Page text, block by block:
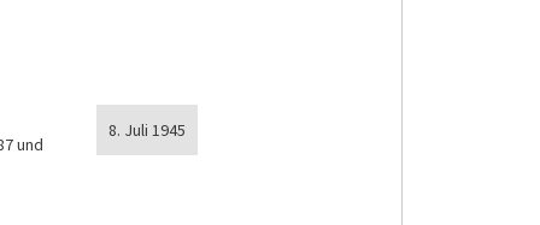
8. Juli 1945
und